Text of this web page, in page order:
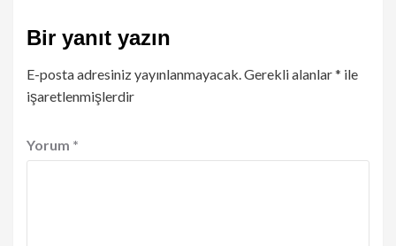
Bir yanıt yazın
E-posta adresiniz yayınlanmayacak. Gerekli alanlar* ile
işaretlenmişlerdir
Yorum *